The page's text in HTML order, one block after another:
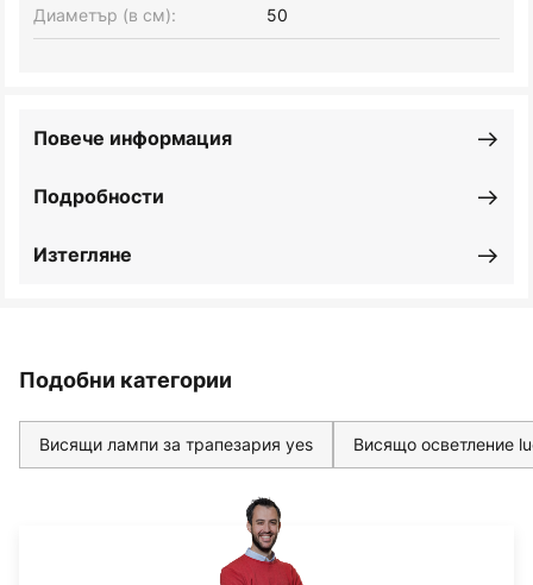
Диаметър (в см): 50
Подробности
Повече информация
Изтегляне
Подобни категории
Висящи лампи за трапезария yes Висящо осветление